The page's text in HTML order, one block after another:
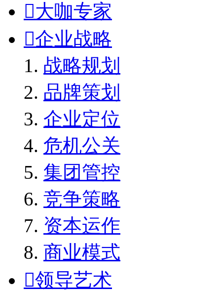
大咖专家
企业战略
战略规划
品牌策划
企业定位
危机公关
集团管控
竞争策略
资本运作
商业模式
领导艺术